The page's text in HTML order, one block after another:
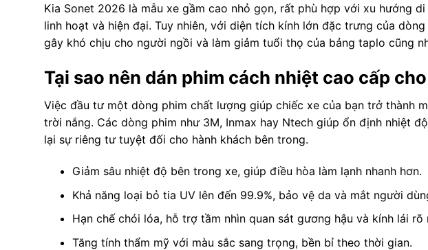
Kia Sonet 2026 là mẫu xe gầm cao nhỏ gọn, rất phù hợp với xu hướng
linh hoạt và hiện đại. Tuy nhiên, với diện tích kính lớn đặc trưng của
gây khó chịu cho người ngồi và làm giảm tuổi thọ của bảng taplo cũng
Tại sao nên dán phim cách nhiệt cao cấp
Việc đầu tư một dòng phim chất lượng giúp chiếc xe của bạn trở thành
trời nắng. Các dòng phim như 3M, Inmax hay Ntech giúp ổn định nhiệt
lại sự riêng tư tuyệt đối cho hành khách bên trong.
Giảm sâu nhiệt độ bên trong xe, giúp điều hòa làm lạnh nhanh hơn.
Khả năng loại bỏ tia UV lên đến 99.9%, bảo vệ da và mắt người
Hạn chế chói lóa, hỗ trợ tầm nhìn quan sát gương hậu và kính lái rõ
Tăng tính thẩm mỹ với màu sắc sang trọng, bền bỉ theo thời gian.